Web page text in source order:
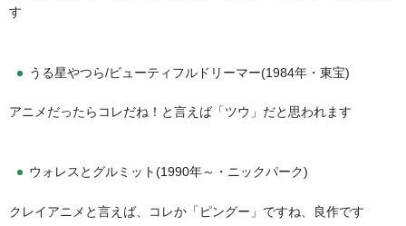
す
うる星やつら/ビューティフルドリーマー(1984年・東宝)
アニメだったらコレだね！と言えば「ツウ」だと思われます
ウォレスとグルミット(1990年～・ニックパーク)
クレイアニメと言えば、コレか「ピングー」ですね、良作です